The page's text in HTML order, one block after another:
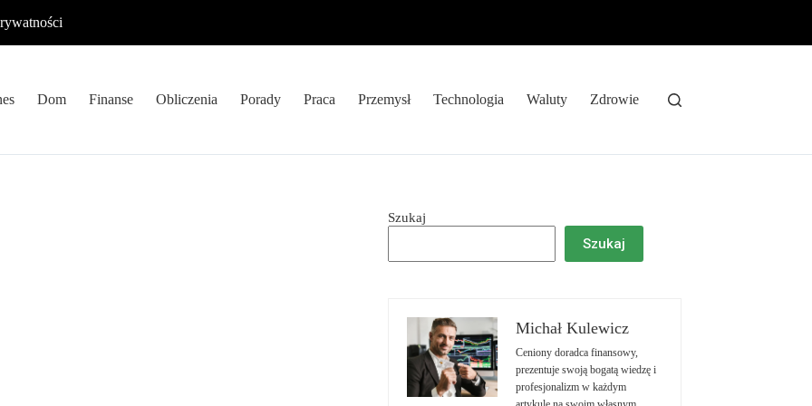
Dom Finanse Obliczenia Porady Praca Przemysł Technologia Waluty Zdrowie
Szukaj
Szukaj
Michał Kulewicz
Ceniony doradca finansowy,
prezentuje swoją bogatą wiedzę i
profesjonalizm w każdym